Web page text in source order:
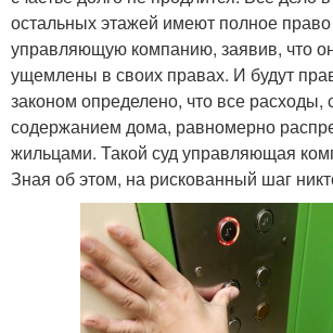
остальных этажей имеют полное право
управляющую компанию, заявив, что
ущемлены в своих правах. И будут
законом определено, что все расходы,
содержанием дома, равномерно
жильцами. Такой суд управляющая
Зная об этом, на рискованный шаг